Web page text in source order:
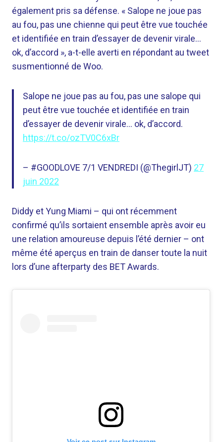
également pris sa défense. « Salope ne joue pas
au fou, pas une chienne qui peut être vue touchée
et identifiée en train d’essayer de devenir virale…
ok, d’accord », a-t-elle averti en répondant au tweet
susmentionné de Woo.
Salope ne joue pas au fou, pas une salope qui
peut être vue touchée et identifiée en train
d’essayer de devenir virale… ok, d’accord.
https://t.co/ozTV0C6xBr
– #GOODLOVE 7/1 VENDREDI (@ThegirlJT) 27
juin 2022
Diddy et Yung Miami – qui ont récemment
confirmé qu’ils sortaient ensemble après avoir eu
une relation amoureuse depuis l’été dernier – ont
même été aperçus en train de danser toute la nuit
lors d’une afterparty des BET Awards.